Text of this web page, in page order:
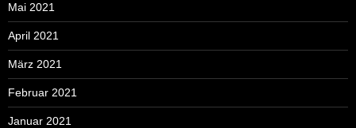
Mai 2021
April 2021
März 2021
Februar 2021
Januar 2021